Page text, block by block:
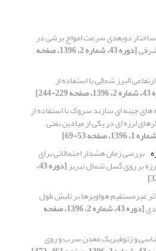
ساختار دوبعدی سرعت امواج برشی در
[دوره 43، شماره 2، 1396، صفحه
البرز شمالی با استفاده از
244]
های چینه ای سازند سروک با استفاده از
لرزه ای در یکی از میادین نفتی
بررسی زمان هشدار احتمالاتی برای
بر روی گسل شمال تبریز [دوره 43،
غیرمستقیم هواویزها بر تابش طول
[دوره 43، شماره 2، 1396، صفحه
و ژئوفیزیک معدن سرب و روی